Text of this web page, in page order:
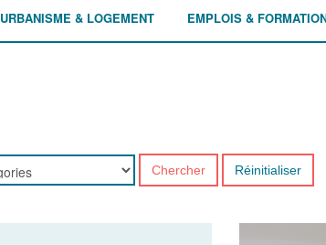
URBANISME & LOGEMENT EMPLOIS &
Chercher Réinitialiser